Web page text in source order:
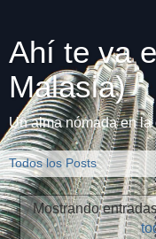
Ahí te va
Malasia)
Un alma nómada en
Mostrando